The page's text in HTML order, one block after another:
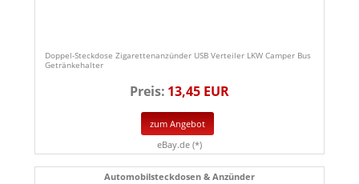
Doppel-Steckdose Zigarettenanzünder USB Verteiler LKW Camper Bus
Getränkehalter
Preis: 13,45 EUR
zum Angebot
eBay.de (*)
Automobilsteckdosen & Anzünder